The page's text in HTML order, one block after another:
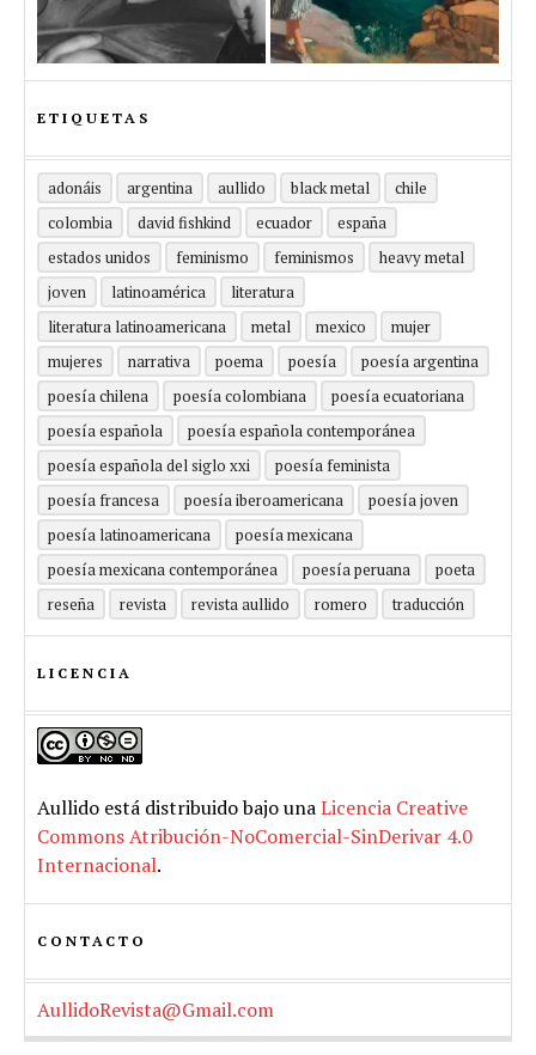
ETIQUETAS
adonáis argentina aullido black metal
chile
colombia
david fishkind ecuador
españa
estados unidos
feminismo feminismos
heavy metal
joven
latinoamérica
literatura
literatura latinoamericana
metal mexico
mujer
mujeres
narrativa poema poesía
poesía argentina
poesía chilena
poesía colombiana
poesía ecuatoriana
poesía española
poesía española contemporánea
poesía española del siglo xxi
poesía feminista
poesía francesa
poesía iberoamericana
poesía joven
poesía latinoamericana
poesía mexicana
poesía mexicana contemporánea
poesía peruana
poeta
reseña
revista revista aullido romero traducción
LICENCIA
Aullido está distribuido bajo unaLicencia Creative
Commons Atribución-NoComercial-SinDerivar 4.0
Internacional.
CONTACTO
AullidoRevista@Gmail.com